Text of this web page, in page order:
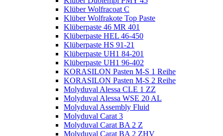
Klüber Wolfracoat C
Klüber Wolfrakote Top Paste
Klüberpaste 46 MR 401
Klüberpaste HEL 46-450
Klüberpaste HS 91-21
Klüberpaste UH1 84-201
Klüberpaste UH1 96-402
KORASILON Pasten M-S 1 Reihe
KORASILON Pasten M-S 2 Reihe
Molyduval Alessa CLE 1 ZZ
Molyduval Alessa WSE 20 AL
Molyduval Assembly Fluid
Molyduval Carat 3
Molyduval Carat BA 2 Z
Molyduval Carat BA 2 ZHV